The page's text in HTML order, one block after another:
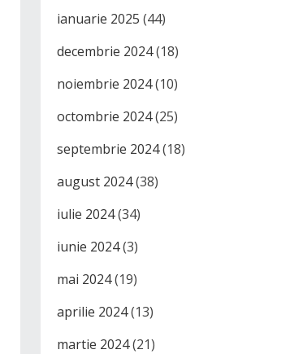
ianuarie 2025 (44)
decembrie 2024(18)
noiembrie 2024(10)
octombrie 2024(25)
septembrie 2024(18)
august 2024(38)
iulie 2024(34)
iunie 2024(3)
mai 2024(19)
aprilie 2024(13)
martie 2024(21)